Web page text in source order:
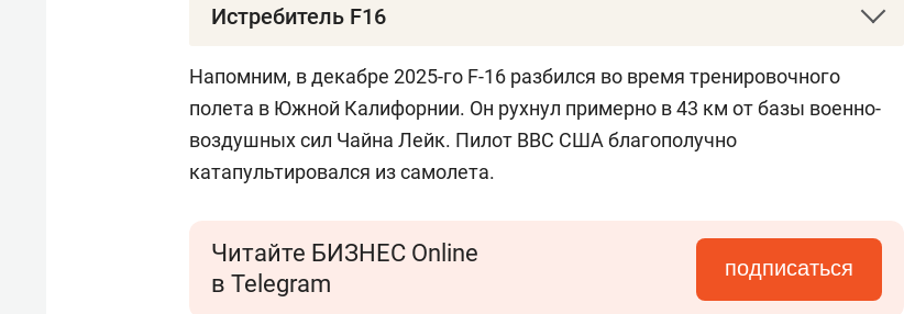
Истребитель F16
четвертого поколения, который с конца 1970-х годов стал одним из
ключевых самолетов тактической авиации США и их союзников. Самолет
выполнен по аэродинамически нестабильной схеме и оснащен
электродистанционной системой управления, что обеспечивает ему
скорость истребителя составляет 2 145 км/ч.
Напомним, в декабре 2025-го F-16 разбился во время тренировочного
полета в Южной Калифорнии. Он рухнул примерно в 43 км от базы военно-
воздушных сил Чайна Лейк. Пилот ВВС США благополучно
катапультировался из самолета.
Читайте БИЗНЕС Online
в Telegram
подписаться